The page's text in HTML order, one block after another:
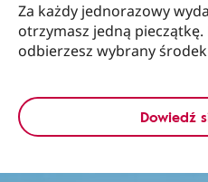
Za każdy jednorazowy
otrzymasz jedną
odbierzesz wybrany
Dowiedź